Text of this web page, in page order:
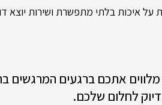
על איכות בלתי מתפשרת ושירות יוצא
מלווים אתכם ברגעים המרגשים
לחלום שלכם.